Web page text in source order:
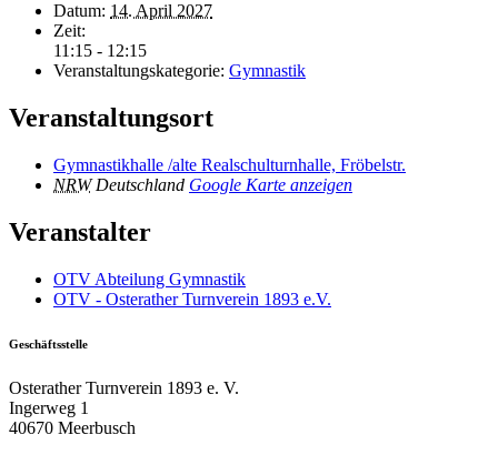
Datum: 14. April 2027
Zeit:
11:15 - 12:15
Veranstaltungskategorie: Gymnastik
Veranstaltungsort
Gymnastikhalle /alte Realschulturnhalle, Fröbelstr.
NRW Deutschland Google Karte anzeigen
Veranstalter
OTV Abteilung Gymnastik
OTV - Osterather Turnverein 1893 e.V.
Geschäftsstelle
Osterather Turnverein 1893 e. V.
Ingerweg 1
40670 Meerbusch